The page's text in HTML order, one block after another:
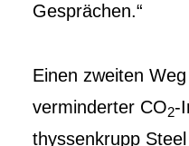
Gesprächen.“
Einen zweiten
verminderter CO2-
thyssenkrupp